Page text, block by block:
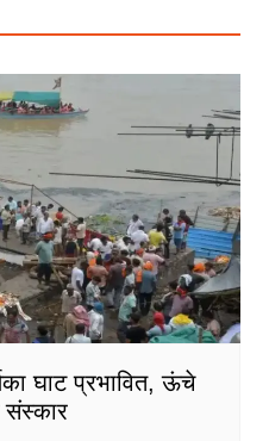
घाट प्रभावित, ऊंचे
संस्कार